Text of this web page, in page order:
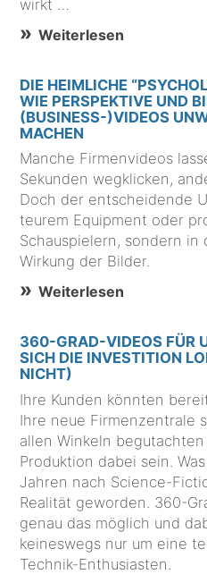
wirkt …
Weiterlesen
DIE HEIMLICHE
WIE PERSPEKTIVE UND
(BUSINESS-)VIDEOS
MACHEN
Manche Firmenvideos
Sekunden wegklicken,
Doch der entscheidende
teurem Equipment oder
Schauspielern, sondern in
Wirkung der Bilder.
Weiterlesen
360-GRAD-VIDEOS FÜR
SICH DIE INVESTITION
NICHT)
Ihre Kunden könnten
Ihre neue Firmenzentrale
allen Winkeln
Produktion dabei sein.
Jahren nach Science-
Realität geworden. 360-
genau das möglich und dabei handelt es sich
keineswegs nur um eine
Technik-Enthusiasten.